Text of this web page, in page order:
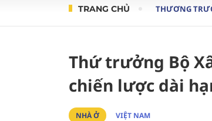
TRANG CHỦ THƯƠNG
Thứ trưởng Bộ
chiến lược dài
NHÀ Ở VIỆT NAM